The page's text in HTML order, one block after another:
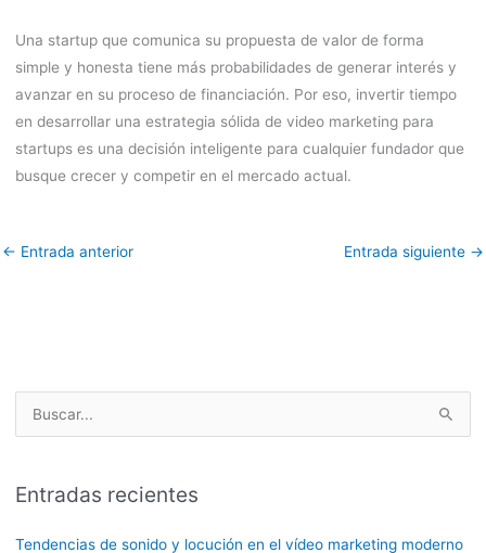
Una startup que comunica su propuesta de valor de forma
simple y honesta tiene más probabilidades de generar interés y
avanzar en su proceso de financiación. Por eso, invertir tiempo
en desarrollar una estrategia sólida de video marketing para
startups es una decisión inteligente para cualquier fundador que
busque crecer y competir en el mercado actual.
← Entrada anterior Entrada siguiente →
c
a
Entradas recientes
Tendencias de sonido y locución en el vídeo marketing moderno